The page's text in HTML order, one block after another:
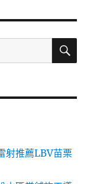
搜
射推薦LBV苗栗